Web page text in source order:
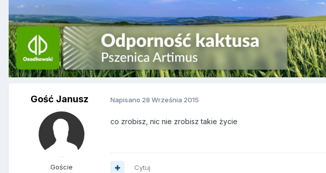
Gość Janusz
Goście
Napisano 28 Września 2015
co zrobisz, nic nie zrobisz takie życie
Cytuj